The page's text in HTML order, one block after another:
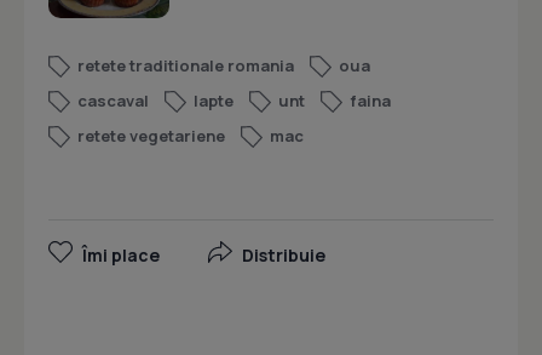
retete traditionale romania
oua
cascaval
lapte unt
faina
retete vegetariene
mac
Îmi place Distribuie